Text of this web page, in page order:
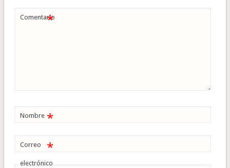
Comentario
*
Nombre *
Correo
electrónico
*